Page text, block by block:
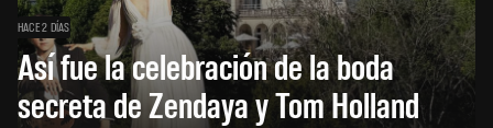
HACE 2 DÍAS
Así fue la celebración de la boda
secreta de Zendaya y Tom Holland